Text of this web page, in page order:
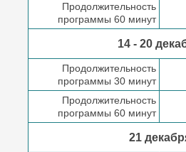
Продолжительность
программы 60 минут
14 - 20
Продолжительность
программы 30 минут
Продолжительность
программы 60 минут
21